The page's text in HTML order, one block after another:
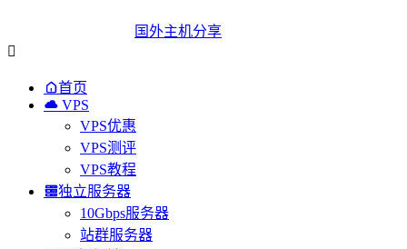
国外主机分享

首页
 VPS
VPS优惠
VPS测评
VPS教程
独立服务器
10Gbps服务器
站群服务器